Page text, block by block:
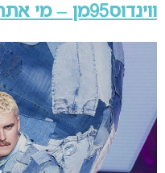
ווינדוס95מן – מי אתה